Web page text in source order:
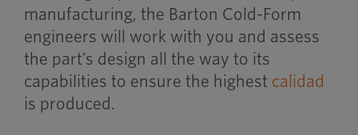
manufacturing, the Barton Cold-Form
engineers will work with you and assess
the part’s design all the way to its
capabilities to ensure the highest calidad
is produced.